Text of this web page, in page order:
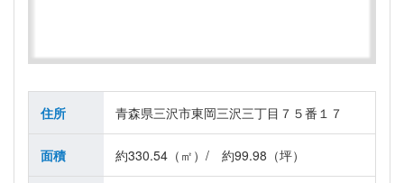
住所 青森県三沢市東岡三沢三丁目７５番１７
面積 約330.54（㎡）/ 約99.98（坪）